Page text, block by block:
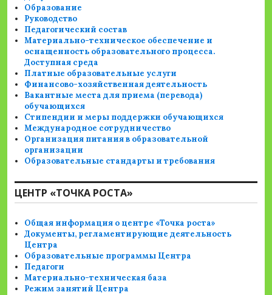
Образование
Руководство
Педагогический состав
Материально-техническое обеспечение и
оснащенность образовательного процесса.
Доступная среда
Платные образовательные услуги
Финансово-хозяйственная деятельность
Вакантные места для приема (перевода)
обучающихся
Стипендии и меры поддержки обучающихся
Международное сотрудничество
Организация питания в образовательной
организации
Образовательные стандарты и требования
ЦЕНТР «ТОЧКА РОСТА»
Общая информация о центре «Точка роста»
Документы, регламентирующие деятельность
Центра
Образовательные программы Центра
Педагоги
Материально-техническая база
Режим занятий Центра